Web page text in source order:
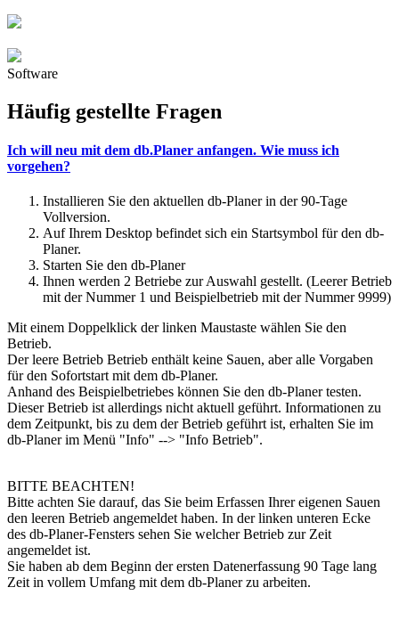
Software
Häufig gestellte Fragen
Ich will neu mit dem db.Planer anfangen. Wie muss ich
vorgehen?
Installieren Sie den aktuellen db-Planer in der 90-Tage
Vollversion.
Auf Ihrem Desktop befindet sich ein Startsymbol für den db-
Planer.
Starten Sie den db-Planer
Ihnen werden 2 Betriebe zur Auswahl gestellt. (Leerer Betrieb
mit der Nummer 1 und Beispielbetrieb mit der Nummer 9999)
Mit einem Doppelklick der linken Maustaste wählen Sie den
Betrieb.
Der leere Betrieb Betrieb enthält keine Sauen, aber alle Vorgaben
für den Sofortstart mit dem db-Planer.
Anhand des Beispielbetriebes können Sie den db-Planer testen.
Dieser Betrieb ist allerdings nicht aktuell geführt. Informationen zu
dem Zeitpunkt, bis zu dem der Betrieb geführt ist, erhalten Sie im
db-Planer im Menü "Info" --> "Info Betrieb".
BITTE BEACHTEN!
Bitte achten Sie darauf, das Sie beim Erfassen Ihrer eigenen Sauen
den leeren Betrieb angemeldet haben. In der linken unteren Ecke
des db-Planer-Fensters sehen Sie welcher Betrieb zur Zeit
angemeldet ist.
Sie haben ab dem Beginn der ersten Datenerfassung 90 Tage lang
Zeit in vollem Umfang mit dem db-Planer zu arbeiten.